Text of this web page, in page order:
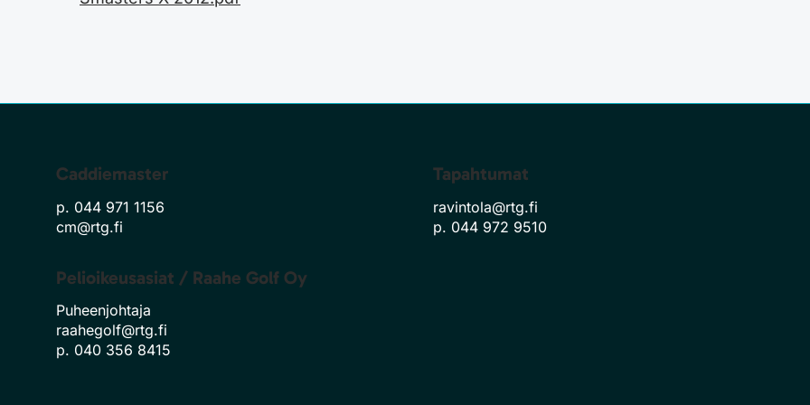
Caddiemaster
p. 044 971 1156
cm@rtg.fi
Pelioikeusasiat / Raahe Golf Oy
Puheenjohtaja
raahegolf@rtg.fi
p. 040 356 8415
Tapahtumat
ravintola@rtg.fi
p. 044 972 9510